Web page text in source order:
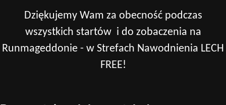
Dziękujemy Wam za obecność podczas
wszystkich startów i do zobaczenia na
Runmageddonie - w Strefach Nawodnienia LECH
FREE!